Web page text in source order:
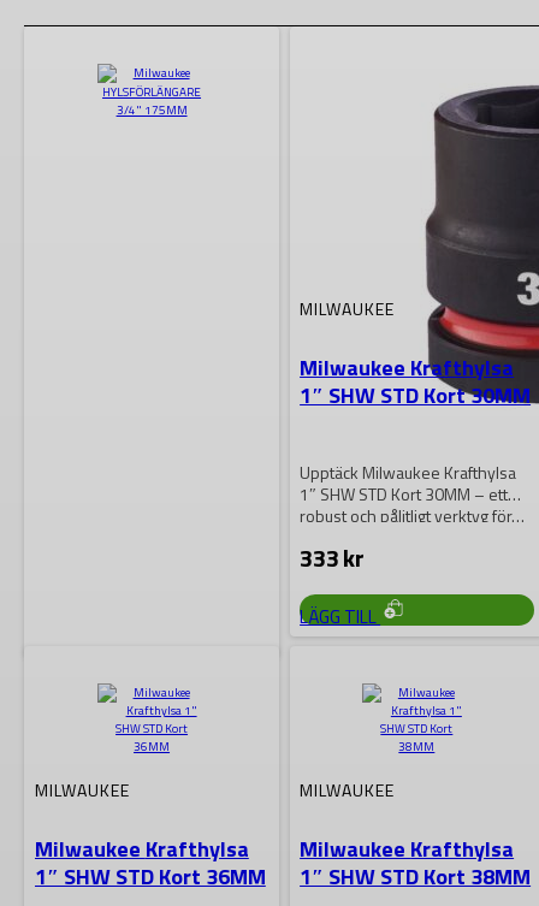
MILWAUKEE
Milwaukee
175MM
Hylsförängare 3/4 175 mm
SHOCKWAVE IMPACT DUTY-stål
är högkvalitativt legerat stål som
MILWAUKEE
Milwaukee Krafthylsa
1″ SHW STD Kort 30MM
Upptäck Milwaukee Krafthylsa
1″ SHW STD Kort 30MM – ett
robust och pålitligt verktyg för…
333kr
LÄGG TILL
MILWAUKEE
Milwaukee Krafthylsa
1″ SHW STD Kort 36MM
MILWAUKEE
Milwaukee Krafthylsa
1″ SHW STD Kort 38MM